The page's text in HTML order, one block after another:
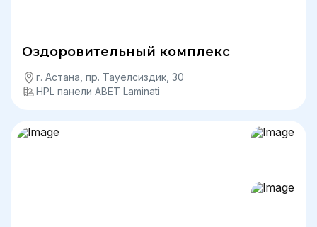
Оздоровительный комплекс
г. Астана, пр. Тауелсиздик, 30
HPL панели ABET Laminati